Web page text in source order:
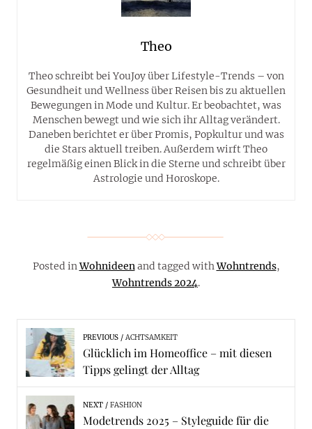
Theo
Theo schreibt bei YouJoy über Lifestyle-Trends – von
Gesundheit und Wellness über Reisen bis zu aktuellen
Bewegungen in Mode und Kultur. Er beobachtet, was
Menschen bewegt und wie sich ihr Alltag verändert.
Daneben berichtet er über Promis, Popkultur und was
die Stars aktuell treiben. Außerdem wirft Theo
regelmäßig einen Blick in die Sterne und schreibt über
Astrologie und Horoskope.
Posted inWohnideenand tagged withWohntrends,
Wohntrends 2024.
PREVIOUS ACHTSAMKEIT
Glücklich im Homeoffice – mit diesen
Tipps gelingt der Alltag
NEXT FASHION
Modetrends 2025 – Styleguide für die